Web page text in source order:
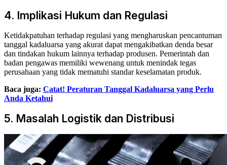
4. Implikasi Hukum dan Regulasi
Ketidakpatuhan terhadap regulasi yang mengharuskan pencantuman
tanggal kadaluarsa yang akurat dapat mengakibatkan denda besar
dan tindakan hukum lainnya terhadap produsen. Pemerintah dan
badan pengawas memiliki wewenang untuk menindak tegas
perusahaan yang tidak mematuhi standar keselamatan produk.
Baca juga: Catat! Peraturan Tanggal Kadaluarsa yang Perlu
Anda Ketahui
5. Masalah Logistik dan Distribusi